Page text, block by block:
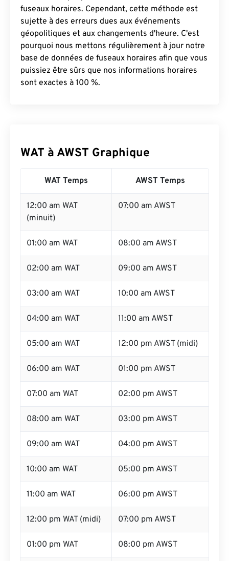
fuseaux horaires. Cependant, cette méthode est
sujette à des erreurs dues aux événements
géopolitiques et aux changements d'heure. C'est
pourquoi nous mettons régulièrement à jour notre
base de données de fuseaux horaires afin que vous
puissiez être sûrs que nos informations horaires
sont exactes à 100 %.
WAT à AWST Graphique
WAT Temps AWST Temps
12:00 am WAT
(minuit)
07:00 am AWST
01:00 am WAT 08:00 am AWST
02:00 am WAT 09:00 am AWST
03:00 am WAT 10:00 am AWST
04:00 am WAT 11:00 am AWST
05:00 am WAT 12:00 pm AWST (midi)
06:00 am WAT 01:00 pm AWST
07:00 am WAT 02:00 pm AWST
08:00 am WAT 03:00 pm AWST
09:00 am WAT 04:00 pm AWST
10:00 am WAT 05:00 pm AWST
11:00 am WAT 06:00 pm AWST
12:00 pm WAT (midi) 07:00 pm AWST
01:00 pm WAT 08:00 pm AWST